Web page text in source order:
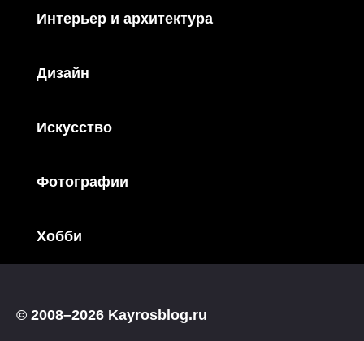
Интерьер и архитектура
Дизайн
Искусство
Фотографии
Хобби
© 2008–2026 Kayrosblog.ru